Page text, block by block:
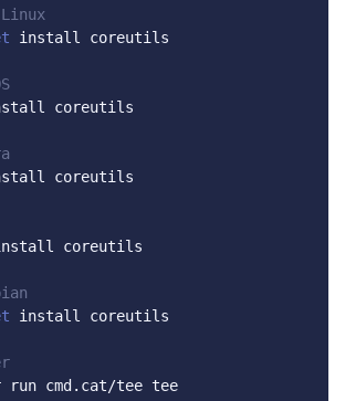
install coreutils
coreutils
coreutils
coreutils
install coreutils
run cmd . cat/tee tee